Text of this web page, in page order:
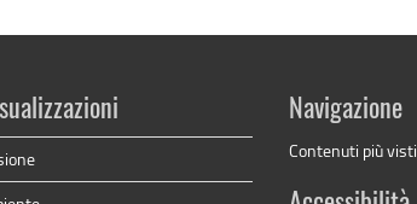
Navigazione
Contenuti più visti